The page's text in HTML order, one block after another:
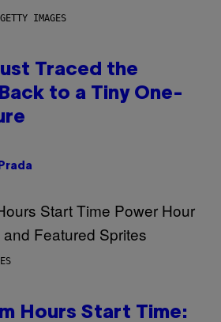
IMAGES
Traced the
to a Tiny One-
Hours Start Time: